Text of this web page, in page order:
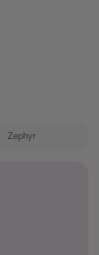
Zephyr